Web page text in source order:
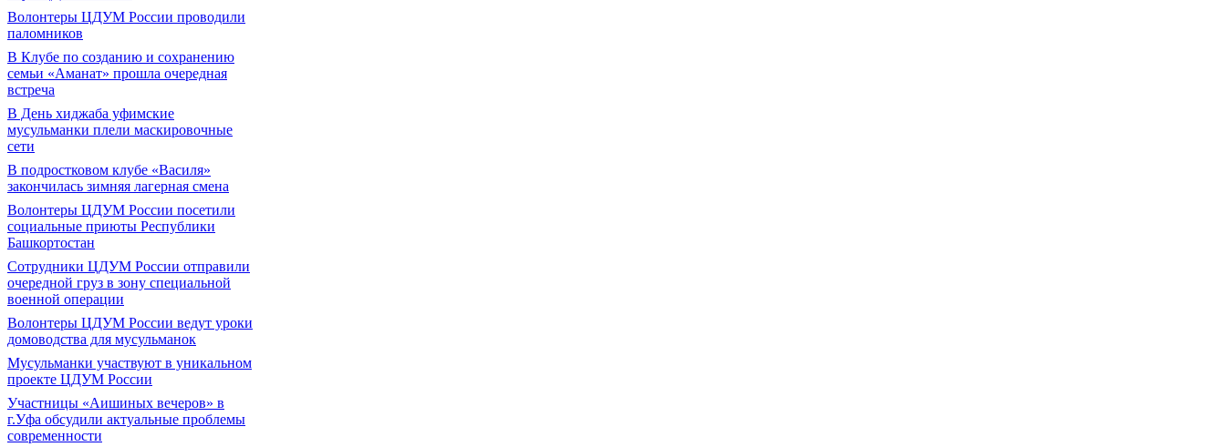
Волонтеры ЦДУМ России проводили
паломников
В Клубе по созданию и сохранению
семьи «Аманат» прошла очередная
встреча
В День хиджаба уфимские
мусульманки плели маскировочные
сети
В подростковом клубе «Василя»
закончилась зимняя лагерная смена
Волонтеры ЦДУМ России посетили
социальные приюты Республики
Башкортостан
Сотрудники ЦДУМ России отправили
очередной груз в зону специальной
военной операции
Волонтеры ЦДУМ России ведут уроки
домоводства для мусульманок
Мусульманки участвуют в уникальном
проекте ЦДУМ России
Участницы «Аишиных вечеров» в
г.Уфа обсудили актуальные проблемы
современности